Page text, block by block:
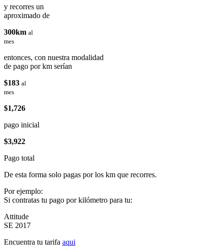
y recorres un
aproximado de
300km al
mes
entonces, con nuestra modalidad
de pago por km serían
$183 al
mes
$1,726
pago inicial
$3,922
Pago total
De esta forma solo pagas por los km que recorres.
Por ejemplo:
Si contratas tu pago por kilómetro para tu:
Attitude
SE 2017
Encuentra tu tarifa aqui